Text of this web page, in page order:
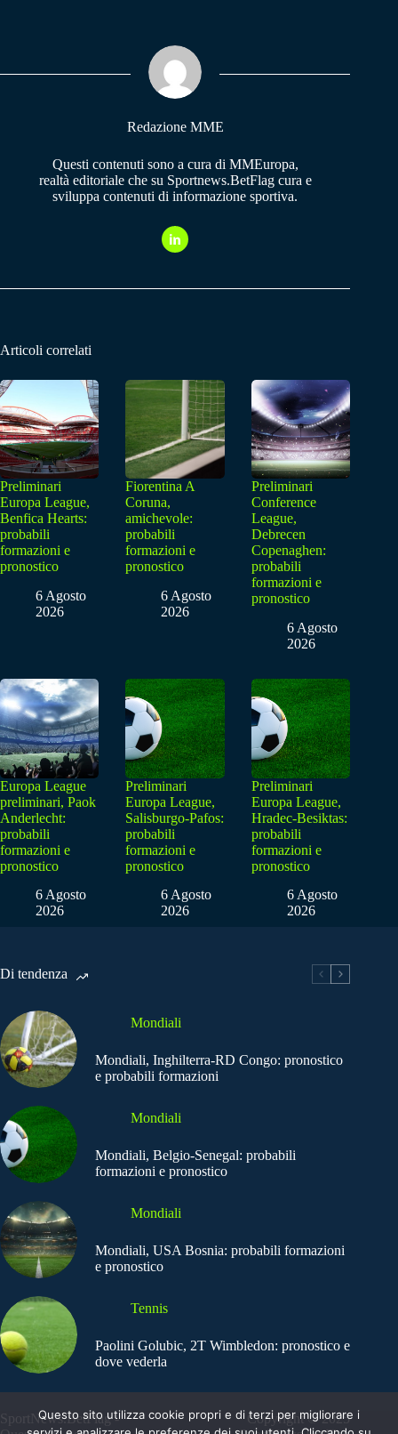
pp m
Redazione MME
Questi contenuti sono a cura di MMEuropa,
realtà editoriale che su Sportnews.BetFlag cura e
sviluppa contenuti di informazione sportiva.
Articoli correlati
Preliminari
Europa League,
Benfica Hearts:
probabili
formazioni e
pronostico
6 Agosto
2026
Fiorentina A
Coruna,
amichevole:
probabili
formazioni e
pronostico
6 Agosto
2026
Preliminari
Conference
League,
Debrecen
Copenaghen:
probabili
formazioni e
pronostico
6 Agosto
2026
Europa League
preliminari, Paok
Anderlecht:
probabili
formazioni e
pronostico
6 Agosto
2026
Preliminari
Europa League,
Salisburgo-Pafos:
probabili
formazioni e
pronostico
6 Agosto
2026
Preliminari
Europa League,
Hradec-Besiktas:
probabili
formazioni e
pronostico
6 Agosto
2026
Di tendenza
Mondiali
Mondiali, Inghilterra-RD Congo: pronostico
e probabili formazioni
Mondiali
Mondiali, Belgio-Senegal: probabili
formazioni e pronostico
Mondiali
Mondiali, USA Bosnia: probabili formazioni
e pronostico
Tennis
Paolini Golubic, 2T Wimbledon: pronostico e
dove vederla
SportNews.BetFlag -
Copyright © 2025
Questo sito utilizza cookie propri e di terzi per migliorare i